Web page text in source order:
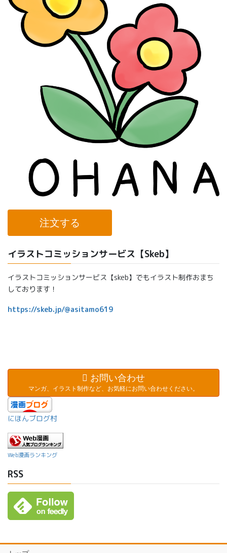
注文する
イラストコミッションサービス【Skeb】
イラストコミッションサービス【skeb】でもイラスト制作おまち
しております！
https://skeb.jp/@asitamo619
お問い合わせ
マンガ、イラスト制作など、お気軽にお問い合わせください。
にほんブログ村
Web漫画ランキング
RSS